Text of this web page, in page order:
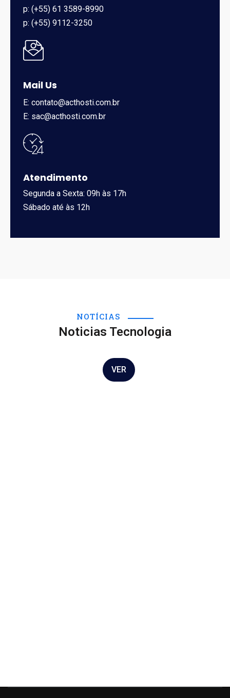
p: (+55) 61 3589-8990
p: (+55) 9112-3250
Mail Us
E: contato@acthosti.com.br
E: sac@acthosti.com.br
Atendimento
Segunda a Sexta: 09h às 17h
Sábado até às 12h
NOTÍCIAS
Noticias Tecnologia
VER
SEM CATEGORIA
Olá, mundo!